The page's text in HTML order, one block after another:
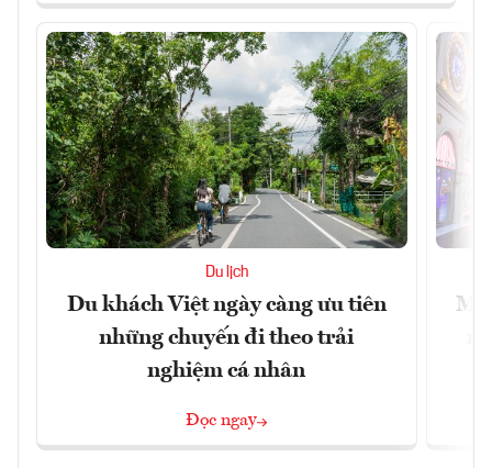
Du lịch
Du khách Việt ngày càng ưu tiên
những chuyến đi theo trải
nghiệm cá nhân
Đọc ngay